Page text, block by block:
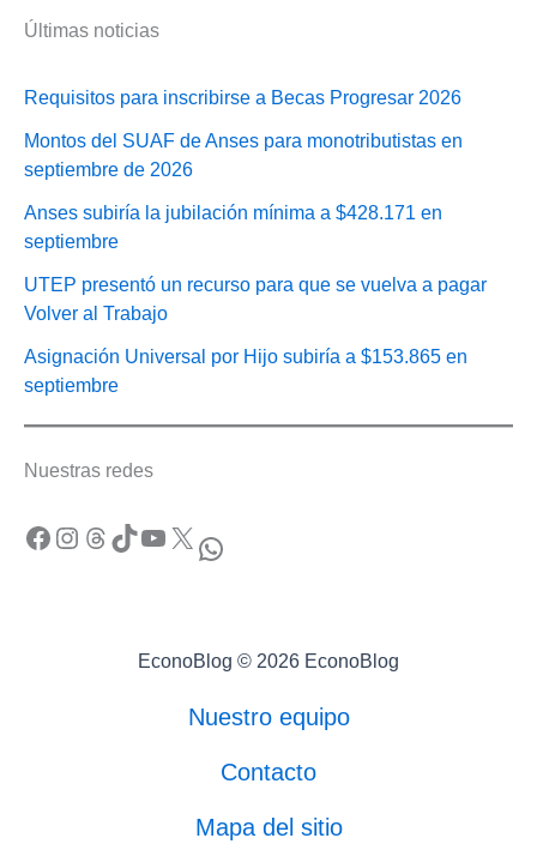
Últimas noticias
Requisitos para inscribirse a Becas Progresar 2026
Montos del SUAF de Anses para monotributistas en
septiembre de 2026
Anses subiría la jubilación mínima a $428.171 en
septiembre
UTEP presentó un recurso para que se vuelva a pagar
Volver al Trabajo
Asignación Universal por Hijo subiría a $153.865 en
septiembre
Nuestras redes
Facebook Instagram Threads TikTok YouTube X WhatsApp
EconoBlog © 2026 EconoBlog
Nuestro equipo
Contacto
Mapa del sitio